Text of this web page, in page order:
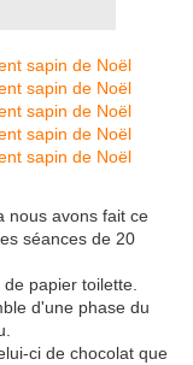
nous avons fait ce
séances de 20
papier toilette.
d'une phase du
ci de chocolat que